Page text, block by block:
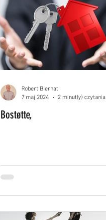
Bostøtte,
Robert Biernat
7 maj 2024
2 minut(y) czytania